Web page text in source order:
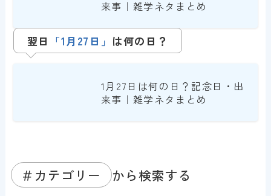
来事｜雑学ネタまとめ
翌日 「1月27日」 は何の日？
1月27日は何の日？記念日・出
来事｜雑学ネタまとめ
＃カテゴリー から検索する